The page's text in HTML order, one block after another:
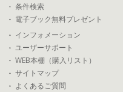
条件検索
電子ブック無料プレゼント
インフォメーション
ユーザーサポート
WEB本棚（購入リスト）
サイトマップ
よくあるご質問